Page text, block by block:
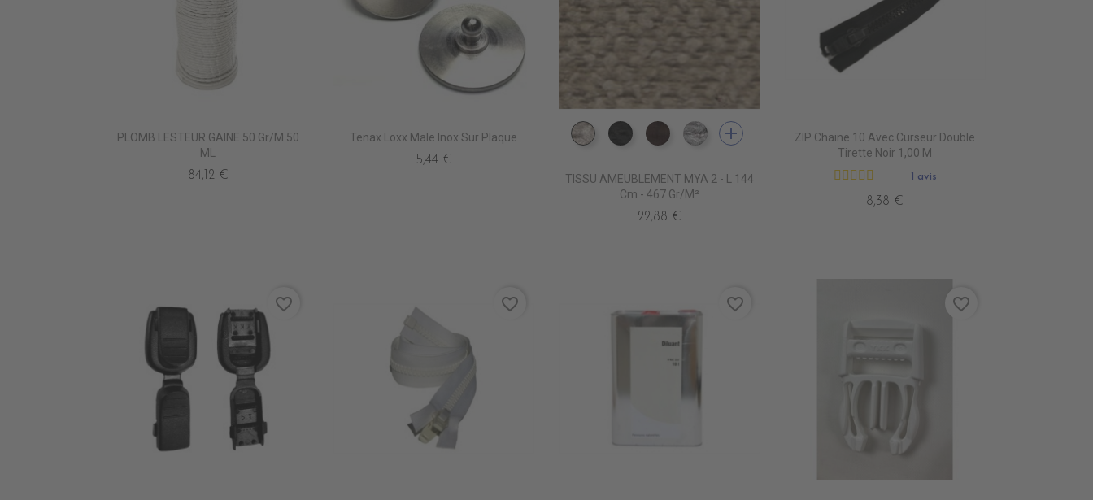
PLOMB LESTEUR GAINE 50 Gr/m 50
ML
84,12 €
Tenax Loxx Male Inox Sur Plaque
5,44 €
ES3550 NATUREL
ES3551 NOIRES3552 MARRON
ES3553 PERLE
add
TISSU AMEUBLEMENT MYA 2 - L 144
Cm - 467 Gr/m²
22,88 €
ZIP Chaine 10 Avec Curseur Double
Tirette Noir 1,00 M
1 avis
8,38 €
favorite_border favorite_border favorite_border favorite_border